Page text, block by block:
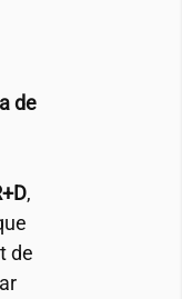
de
,
de